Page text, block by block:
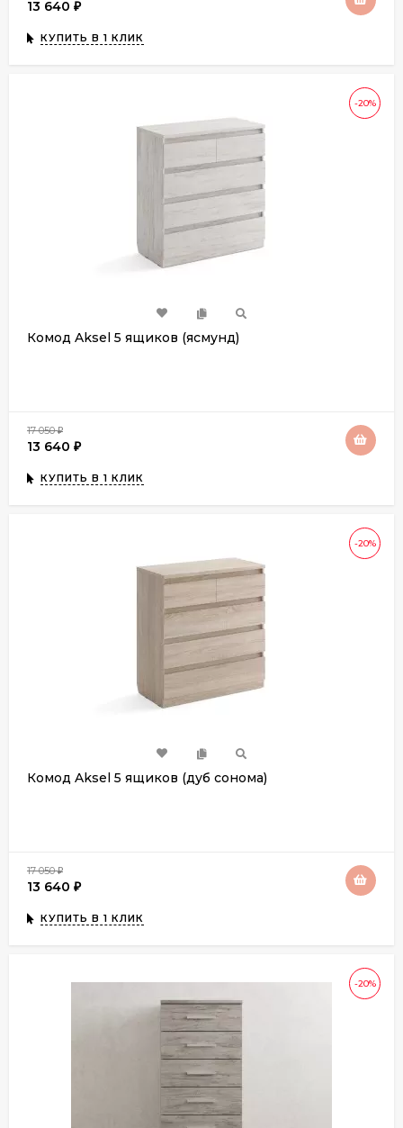
13 640 ₽
КУПИТЬ В 1 КЛИК
-20%
Комод Aksel 5 ящиков (ясмунд)
17 050₽
13 640 ₽
КУПИТЬ В 1 КЛИК
-20%
Комод Aksel 5 ящиков (дуб сонома)
17 050₽
13 640 ₽
КУПИТЬ В 1 КЛИК
-20%